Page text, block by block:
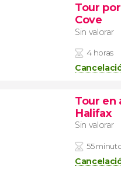
Tour
Cove
Sin valorar
4 horas
Tour en
Halifax
Sin valorar
55